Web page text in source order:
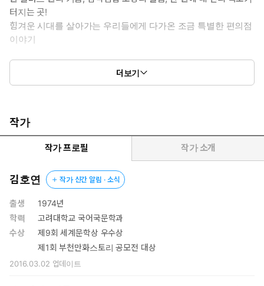
터지는 곳!
힘겨운 시대를 살아가는 우리들에게 다가온 조금 특별한 편의점
이야기
2013년 세계문학상 우수상 수상작 『망원동 브라더스』로 데뷔
한 후 일상적 현실을 위트 있게 그린 경쾌한 작품과 인간의 내밀
『불편한 편의점』이 나무옆의자에서 출간되었다. 『불편한 편의
점』은 청파동 골목 모퉁이에 자리 잡은 작은 편의점을 무대로 힘
겨운 시대를 살아가는 우리 이웃들의 삶의 속내와 희로애락을 따
뜻하고 유머러스하게 담아낸 작품이다. 『망원동 브라더스』에
서 망원동이라는 공간의 체험적 지리지를 잘 활용해 유쾌한 재미
와 공감을 이끌어냈듯 이번에는 서울의 오래된 동네 청파동에 대
한 공감각을 생생하게 포착해 또 하나의 흥미진진한 ‘동네 이야
기’를 탄생시켰다.
서울역에서 노숙인 생활을 하던 독고라는 남자가 어느 날 70대 여
성의 지갑을 찾아준 인연으로 그녀가 운영하는 편의점에서 야간 알
성 치매로 과거를 기억하지 못하는 데다 말도 어눌하고 행동도 굼
더보기
작가
작가 프로필 작가 소개
김호연 작가 신간 알림 · 소식
출생
1974년
학력
고려대학교 국어국문학과
수상
제9회 세계문학상 우수상
제1회 부천만화스토리 공모전 대상
2016.03.02 업데이트